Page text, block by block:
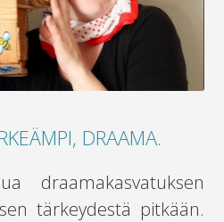
DRAAMA.
draamakasvatuksen
tärkeydestä pitkään.